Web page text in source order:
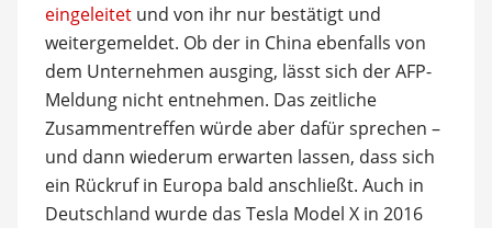
eingeleitetund von ihr nur bestätigt und
weitergemeldet. Ob der in China ebenfalls von
dem Unternehmen ausging, lässt sich der AFP-
Meldung nicht entnehmen. Das zeitliche
Zusammentreffen würde aber dafür sprechen –
und dann wiederum erwarten lassen, dass sich
ein Rückruf in Europa bald anschließt. Auch in
Deutschland wurde das Tesla Model X in 2016